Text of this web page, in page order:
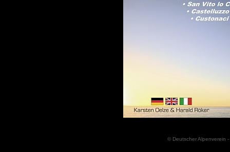
© Deutscher Alpenverein